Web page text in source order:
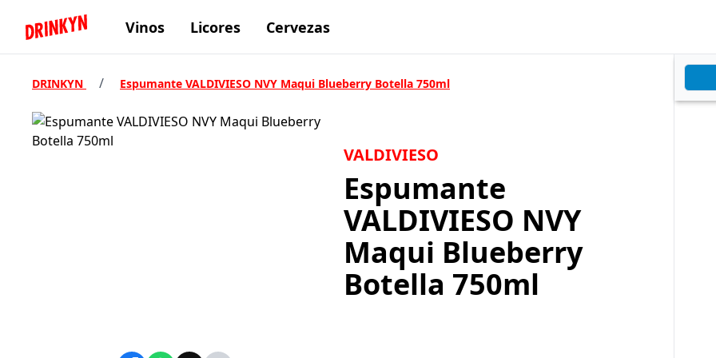
Inicio DrinkynVinos Licores Cervezas
DRINKYN / Espumante VALDIVIESO NVY Maqui Blueberry Botella 750ml
VALDIVIESO
Espumante
VALDIVIESO NVY
Maqui Blueberry
Botella 750ml